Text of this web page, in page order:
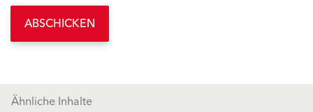
ABSCHICKEN
Ähnliche Inhalte